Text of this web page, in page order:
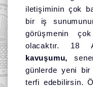
iletişiminin çok
bir iş
görüşmenin
olacaktır. 18
kavuşumu,
günlerde yeni
terfi edebilirsin.